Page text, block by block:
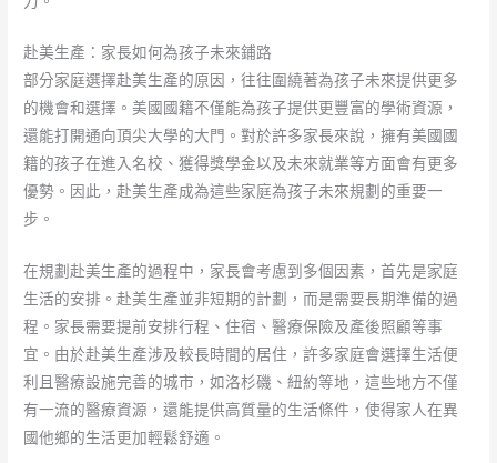
赴美生產：家長如何為孩子未來鋪路
部分家庭選擇赴美生產的原因，往往圍繞著為孩子未來提供更多
的機會和選擇。美國國籍不僅能為孩子提供更豐富的學術資源，
還能打開通向頂尖大學的大門。對於許多家長來說，擁有美國國
籍的孩子在進入名校、獲得獎學金以及未來就業等方面會有更多
優勢。因此，赴美生產成為這些家庭為孩子未來規劃的重要一
步。
在規劃赴美生產的過程中，家長會考慮到多個因素，首先是家庭
生活的安排。赴美生產並非短期的計劃，而是需要長期準備的過
程。家長需要提前安排行程、住宿、醫療保險及產後照顧等事
宜。由於赴美生產涉及較長時間的居住，許多家庭會選擇生活便
利且醫療設施完善的城市，如洛杉磯、紐約等地，這些地方不僅
有一流的醫療資源，還能提供高質量的生活條件，使得家人在異
國他鄉的生活更加輕鬆舒適。